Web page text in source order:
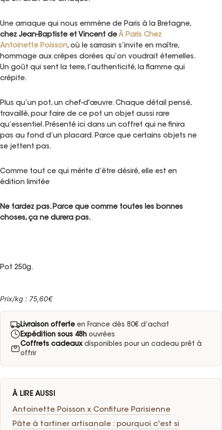
Une arnaque qui nous emmène de Paris à la Bretagne,
chez Jean-Baptiste et Vincent deÀ Paris Chez
Antoinette Poisson, où le sarrasin s’invite en maître,
hommage aux crêpes dorées qu’on voudrait éternelles.
Un goût qui sent la terre, l’authenticité, la flamme qui
crépite.
Plus qu’un pot, un chef-d'œuvre.Chaque détail pensé,
travaillé, pour faire de ce pot un objet aussi rare
qu’essentiel. Présenté ici dans un coffret qui ne finira
pas au fond d’un placard. Parce que certains objets ne
se jettent pas.
Comme tout ce qui mérite d’être désiré, elle est en
édition limitée
Ne tardez pas. Parce que comme toutes les bonnes
choses, ça ne durera pas.
Pot 250g.
Prix/kg : 75,60€
Livraison offerte en France dès 80€ d’achat
Expédition sous 48h ouvrées
Coffrets cadeauxdisponibles pour un cadeau prêt à
offrir
À LIRE AUSSI
Antoinette Poisson x Confiture Parisienne
Pâte à tartiner artisanale : pourquoi c'est si